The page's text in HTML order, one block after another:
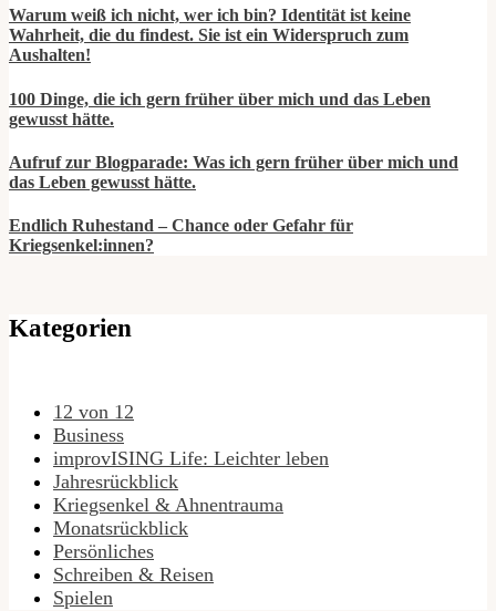
Warum weiß ich nicht, wer ich bin? Identität ist keine
Wahrheit, die du findest. Sie ist ein Widerspruch zum
Aushalten!
100 Dinge, die ich gern früher über mich und das Leben
gewusst hätte.
Aufruf zur Blogparade: Was ich gern früher über mich und
das Leben gewusst hätte.
Endlich Ruhestand – Chance oder Gefahr für
Kriegsenkel:innen?
Kategorien
12 von 12
Business
improvISING Life: Leichter leben
Jahresrückblick
Kriegsenkel & Ahnentrauma
Monatsrückblick
Persönliches
Schreiben & Reisen
Spielen